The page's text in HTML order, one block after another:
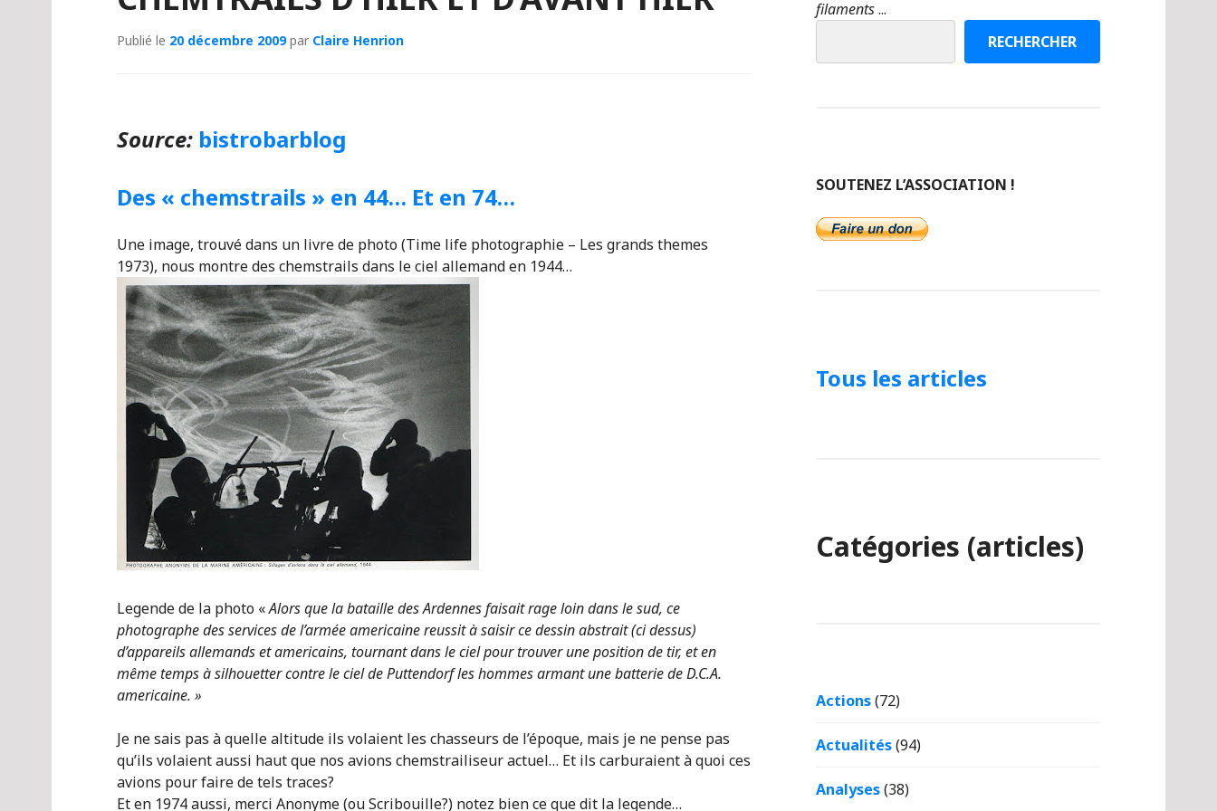
Publié le 20 décembre 2009par Claire Henrion
Source: bistrobarblog
Des « chemstrails » en 44… Et en 74…
Une image, trouvé dans un livre de photo (Time life photographie – Les grands themes
1973), nous montre des chemstrails dans le ciel allemand en 1944…
Legende de la photo «Alors que la bataille des Ardennes faisait rage loin dans le sud, ce
photographe des services de l’armée americaine reussit à saisir ce dessin abstrait (ci dessus)
d’appareils allemands et americains, tournant dans le ciel pour trouver une position de tir, et en
même temps à silhouetter contre le ciel de Puttendorf les hommes armant une batterie de D.C.A.
americaine. »
Je ne sais pas à quelle altitude ils volaient les chasseurs de l’époque, mais je ne pense pas
qu’ils volaient aussi haut que nos avions chemstrailiseur actuel… Et ils carburaient à quoi ces
avions pour faire de tels traces?
Et en 1974 aussi, merci Anonyme (ou Scribouille?) notez bien ce que dit la legende…
filaments...
RECHERCHER
SOUTENEZ L’ASSOCIATION !
Tous les articles
Catégories (articles)
Actions(72)
Actualités(94)
Analyses(38)